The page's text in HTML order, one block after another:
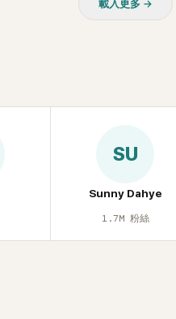
止揣測，盼逝者安息。
載入更多 →
SU
Sunny Dahye
1.7M 粉絲